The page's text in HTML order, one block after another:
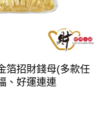
箔招財錢母(多款任
、好運連連